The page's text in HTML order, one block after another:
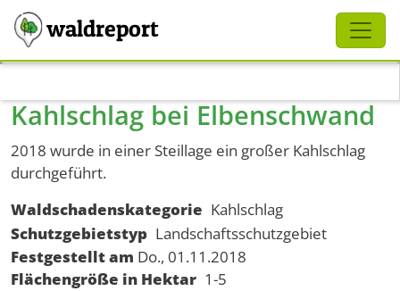
waldreport
Kahlschlag bei Elbenschwand
2018 wurde in einer Steillage ein großer Kahlschlag
durchgeführt.
Waldschadenskategorie Kahlschlag
Schutzgebietstyp Landschaftsschutzgebiet
Festgestellt am Do., 01.11.2018
Flächengröße in Hektar 1-5
Schliessen